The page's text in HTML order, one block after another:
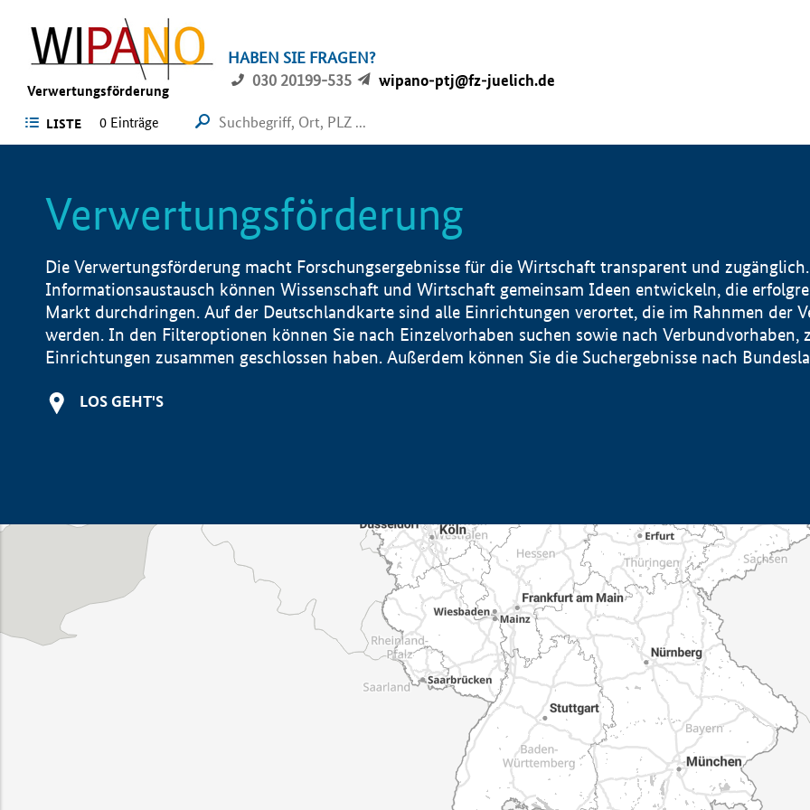
Verwertungsförderung
HABEN SIE FRAGEN?
030 20199-535
wipano-ptj@fz-juelich.de
LISTE 0 Einträge
Verwertungsförderung
Die Verwertungsförderung macht Forschungsergebnisse für die Wirtschaft transparent und
Informationsaustausch können Wissenschaft und Wirtschaft gemeinsam Ideen entwickeln, die
Markt durchdringen. Auf der Deutschlandkarte sind alle Einrichtungen verortet, die im Rahnmen der
werden. In den Filteroptionen können Sie nach Einzelvorhaben suchen sowie nach Verbundvorhaben,
Einrichtungen zusammen geschlossen haben. Außerdem können Sie die Suchergebnisse nach
LOS GEHT'S